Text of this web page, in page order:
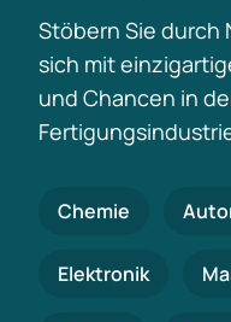
Stöbern Sie durch
sich mit
und Chancen in
Chemie
Elektronik